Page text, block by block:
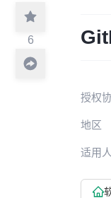
6
授权
地区
适用